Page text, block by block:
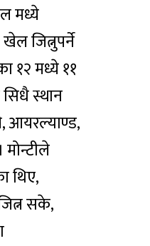
मध्ये
जित्नुपर्ने
१२ मध्ये ११
स्थान
आयरल्याण्ड,
थिए,
सके,